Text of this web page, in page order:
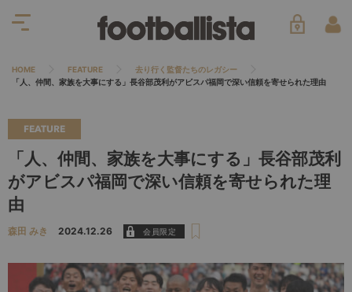
HOME FEATURE
去り行く監督たちのレガシー
「人、仲間、家族を大事にする」長谷部茂利がアビスパ福岡で深い信頼を寄せられた理由
FEATURE
「人、仲間、家族を大事にする」長谷部茂利
がアビスパ福岡で深い信頼を寄せられた理
由
森田 みき 2024.12.26